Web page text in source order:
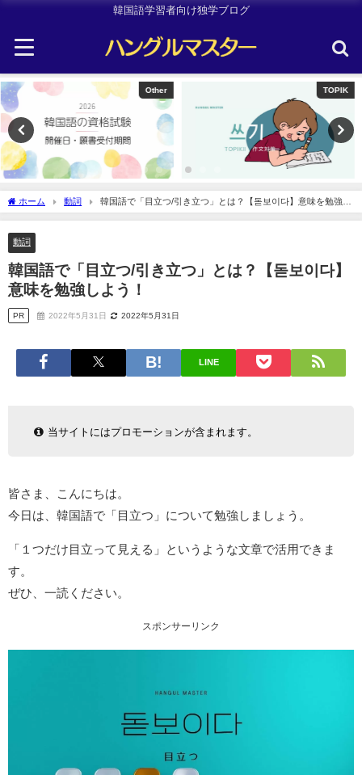
韓国語学習者向け独学ブログ
TOPIK 韓国旅行
ホーム 動詞
韓国語で「目立つ/引き立つ」とは？【돋보이다】意味を勉強し
よう！
動詞
韓国語で「目立つ/引き立つ」とは？【돋보이다】
意味を勉強しよう！
PR 2022年5月31日 2022年5月31日
LINE
当サイトにはプロモーションが含まれます。
皆さま、こんにちは。
今日は、韓国語で「目立つ」について勉強しましょう。
「１つだけ目立って見える」というような文章で活用できま
す。
ぜひ、一読ください。
スポンサーリンク